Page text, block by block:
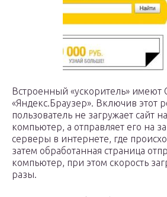
Встроенный «ускоритель» имеют
«Яндекс.Браузер». Включив этот
пользователь не загружает сайт
компьютер, а отправляет его на
серверы в интернете, где
затем обработанная страница
компьютер, при этом скорость
разы.